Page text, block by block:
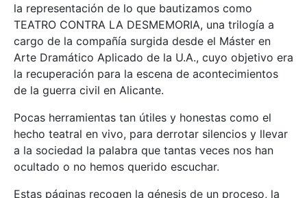
la representación de lo que bautizamos como
TEATRO CONTRA LA DESMEMORIA, una trilogía a
cargo de la compañía surgida desde el Máster en
Arte Dramático Aplicado de la U.A., cuyo objetivo era
la recuperación para la escena de acontecimientos
de la guerra civil en Alicante.
Pocas herramientas tan útiles y honestas como el
hecho teatral en vivo, para derrotar silencios y llevar
a la sociedad la palabra que tantas veces nos han
ocultado o no hemos querido escuchar.
Estas páginas recogen la génesis de un proceso, la